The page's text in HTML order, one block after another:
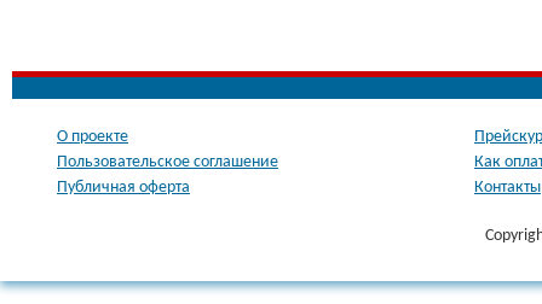
О проекте
Пользовательское соглашение
Публичная оферта
Как
Контакты